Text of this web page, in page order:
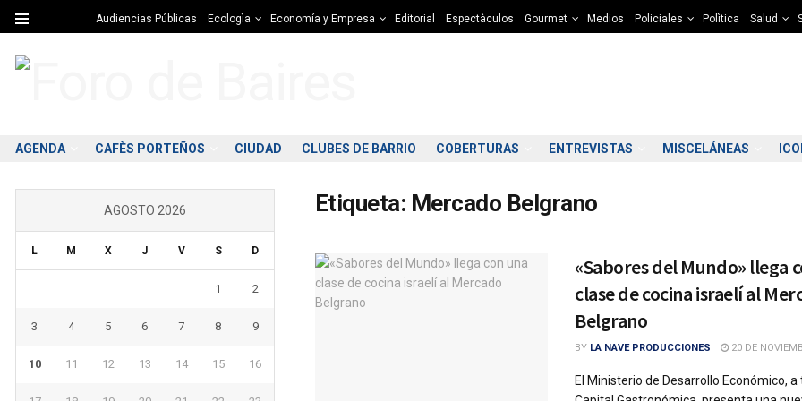
Audiencias Públicas Ecologìa Economía y Empresa Editorial Espectàculos Gourmet Medios Policiales Polìtica Salud
AGENDA CAFÈS PORTEÑOS CIUDAD CLUBES DE BARRIO COBERTURAS ENTREVISTAS MISCELÁNEAS
Etiqueta: Mercado Belgrano
«Sabores del Mundo» llega
clase de cocina israelí al
Belgrano
BY LA NAVE PRODUCCIONES 20 DE
El Ministerio de Desarrollo Económico, a
AGOSTO 2026
L M X J V S D
1 2
3 4 5 6 7 8 9
10 11 12 13 14 15 16